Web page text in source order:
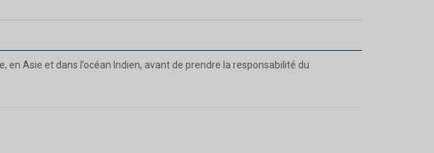
Asie et dans l’océan Indien, avant de prendre la responsabilité du